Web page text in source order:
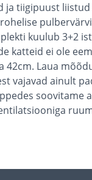
ja tiigipuust
kuulub 3+2
katteid ei ole
Laua
vajavad ainult
soovitame